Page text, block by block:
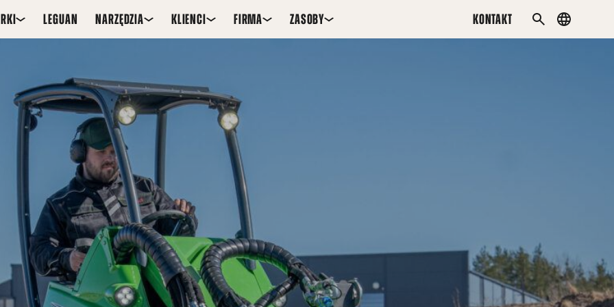
LEGUAN NARZĘDZIA KLIENCI FIRMA ZASOBY KONTAKT
SZUKAJCountry
menu